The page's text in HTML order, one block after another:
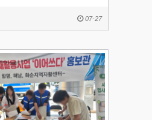
07-27